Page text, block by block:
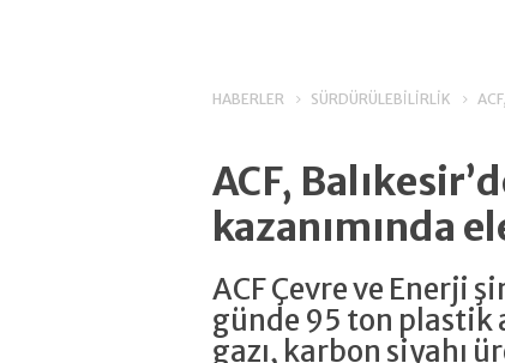
HABERLER SÜRDÜRÜLEBİLİRLİK
ACF,
kazanımında
ACF Çevre ve Enerji
günde 95 ton plastik
gazı, karbon siyahı